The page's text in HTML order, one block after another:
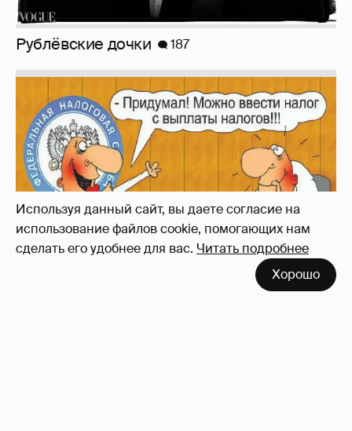
Используя данный сайт, вы даете согласие на
использование файлов cookie, помогающих нам
сделать его удобнее для вас. Читать подробнее
Хорошо
Рублёвские дочки 187